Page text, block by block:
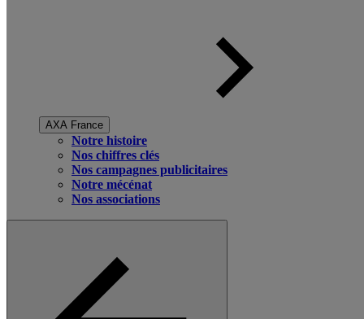
AXA France
Notre histoire
Nos chiffres clés
Nos campagnes publicitaires
Notre mécénat
Nos associations